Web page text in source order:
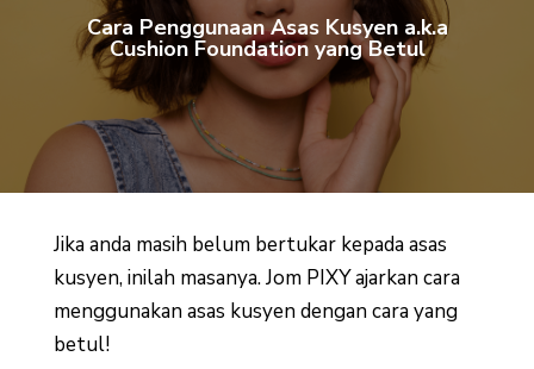
Cara Penggunaan Asas Kusyen a.k.a
Cushion Foundation yang Betul
Jika anda masih belum bertukar kepada asas
kusyen, inilah masanya. Jom PIXY ajarkan cara
menggunakan asas kusyen dengan cara yang
betul!